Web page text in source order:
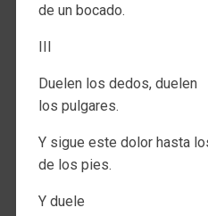
de un bocado.
III
Duelen los dedos, duelen
los pulgares.
Y sigue este dolor hasta
de los pies.
Y duele